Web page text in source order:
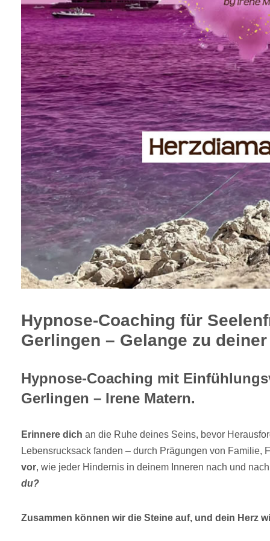
Hypnose-Coaching für
Gerlingen – Gelange zu
Hypnose-Coaching mit
Gerlingen – Irene Matern.
Erinnere dich an die Ruhe deines Seins, bevor
Lebensrucksack fanden – durch Prägungen von Familie,
vor, wie jeder Hindernis in deinem Inneren nach und
du?
Zusammen können wir die Steine auf, und dein Herz